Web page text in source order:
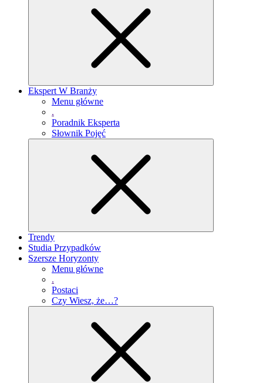
Ekspert W Branży
Menu główne
.
Poradnik Eksperta
Słownik Pojęć
Trendy
Studia Przypadków
Szersze Horyzonty
Menu główne
.
Postaci
Czy Wiesz, że…?